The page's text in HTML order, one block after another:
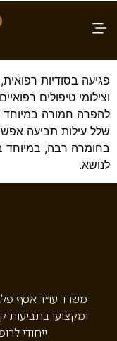
תגית:
פגיעה בפרטיות
פגיעה בסודיות
וצילומי טיפולים
להפרה חמורה במיוחד
שלל עילות תביעה
בחומרה רבה, במיוחד
לנושא.
משרד עו״ד אסף
ומקצועי בתביעות
ייחודי